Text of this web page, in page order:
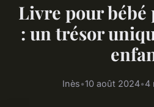
Livre pour bébé
: un trésor
Inès•10 août 2024•4